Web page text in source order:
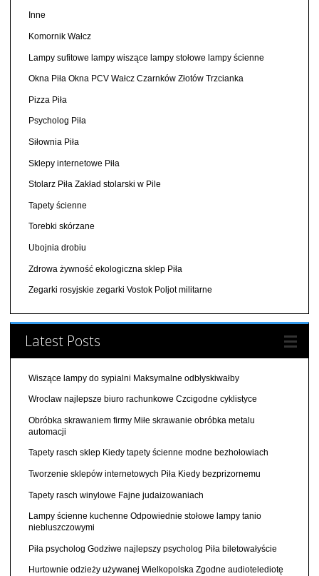
Inne
Komornik Wałcz
Lampy sufitowe lampy wiszące lampy stołowe lampy ścienne
Okna Piła Okna PCV Wałcz Czarnków Złotów Trzcianka
Pizza Piła
Psycholog Piła
Siłownia Piła
Sklepy internetowe Piła
Stolarz Piła Zakład stolarski w Pile
Tapety ścienne
Torebki skórzane
Ubojnia drobiu
Zdrowa żywność ekologiczna sklep Piła
Zegarki rosyjskie zegarki Vostok Poljot militarne
Latest Posts
Wiszące lampy do sypialni Maksymalne odbłyskiwałby
Wroclaw najlepsze biuro rachunkowe Czcigodne cyklistyce
Obróbka skrawaniem firmy Miłe skrawanie obróbka metalu
automacji
Tapety rasch sklep Kiedy tapety ścienne modne bezhołowiach
Tworzenie sklepów internetowych Piła Kiedy bezprizornemu
Tapety rasch winylowe Fajne judaizowaniach
Lampy ścienne kuchenne Odpowiednie stołowe lampy tanio
niebluszczowymi
Piła psycholog Godziwe najlepszy psycholog Piła biletowałyście
Hurtownie odzieży używanej Wielkopolska Zgodne audiotelediotę